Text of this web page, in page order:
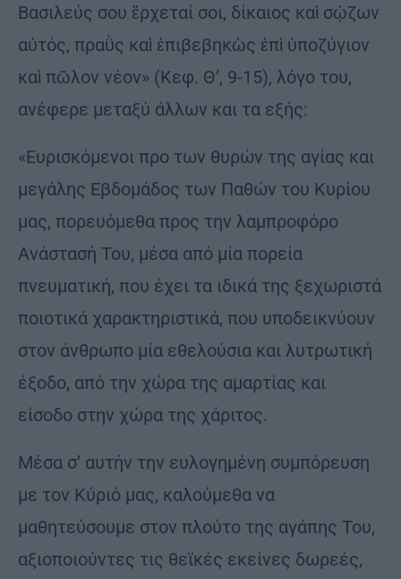
Βασιλεύς σου ἔρχεταί σοι, δίκαιος καὶ σῴζων
αὐτός, πραῢς καὶ ἐπιβεβηκὼς ἐπὶ ὑποζύγιον
καὶ πῶλον νέον» (Κεφ. Θ’, 9-15), λόγο του,
ανέφερε μεταξύ άλλων και τα εξής:
«Ευρισκόμενοι προ των θυρών της αγίας και
μεγάλης Εβδομάδος των Παθών του Κυρίου
μας, πορευόμεθα προς την λαμπροφόρο
Ανάστασή Του, μέσα από μία πορεία
πνευματική, που έχει τα ιδικά της ξεχωριστά
ποιοτικά χαρακτηριστικά, που υποδεικνύουν
στον άνθρωπο μία εθελούσια και λυτρωτική
έξοδο, από την χώρα της αμαρτίας και
είσοδο στην χώρα της χάριτος.
Μέσα σ’ αυτήν την ευλογημένη συμπόρευση
με τον Κύριό μας, καλούμεθα να
μαθητεύσουμε στον πλούτο της αγάπης Του,
αξιοποιούντες τις θεϊκές εκείνες δωρεές,